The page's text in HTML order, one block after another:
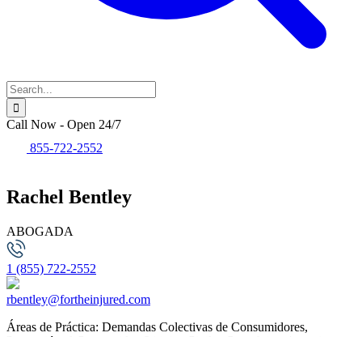
Call Now - Open 24/7
855-722-2552
Rachel Bentley
ABOGADA
1 (855) 722-2552
rbentley@fortheinjured.com
Áreas de Práctica: Demandas Colectivas de Consumidores,